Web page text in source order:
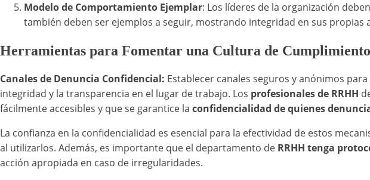
Modelo de Comportamiento Ejemplar: Los líderes de la organización
también deben ser ejemplos a seguir, mostrando integridad en sus propias
Herramientas para Fomentar una Cultura de Cumplimiento
Canales de Denuncia Confidencial: Establecer canales seguros y anónimos
integridad y la transparencia en el lugar de trabajo. Los profesionales de RRHH
fácilmente accesibles y que se garantice la confidencialidad de quienes
La confianza en la confidencialidad es esencial para la efectividad de estos
al utilizarlos. Además, es importante que el departamento de RRHH tenga
acción apropiada en caso de irregularidades.